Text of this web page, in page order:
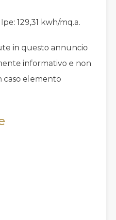
129,31 kwh/mq.a.
in questo annuncio
informativo e non
caso elemento